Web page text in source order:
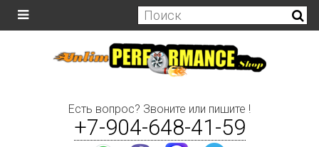
Есть вопрос? Звоните или пишите !
+7-904-648-41-59